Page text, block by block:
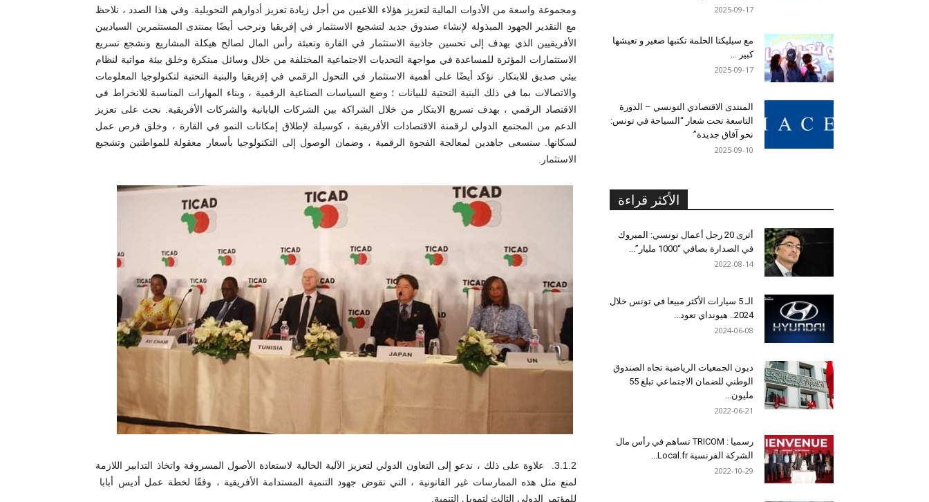
ومجموعة واسعة من الأدوات المالية لتعزيز هؤلاء اللاعبين من أجل زيادة تعزيز أدوارهم التحويلية. وفي هذا الصدد ، نلاحظ
مع التقدير الجهود المبذولة لإنشاء صندوق جديد لتشجيع الاستثمار في إفريقيا ونرحب أيضًا بمنتدى المستثمرين السياديين
الأفريقيين الذي يهدف إلى تحسين جاذبية الاستثمار في القارة وتعبئة رأس المال لصالح هيكلة المشاريع ونشجع تسريع
الاستثمارات المؤثرة للمساعدة في مواجهة التحديات الاجتماعية المختلفة من خلال وسائل مبتكرة وخلق بيئة مواتية لنظام
بيئي صديق للابتكار. نؤكد أيضًا على أهمية الاستثمار في التحول الرقمي في إفريقيا والبنية التحتية لتكنولوجيا المعلومات
والاتصالات بما في ذلك البنية التحتية للبيانات ؛ وضع السياسات الصناعية الرقمية ، وبناء المهارات المناسبة للانخراط في
الاقتصاد الرقمي ، بهدف تسريع الابتكار من خلال الشراكة بين الشركات اليابانية والشركات الأفريقية. نحث على تعزيز
الدعم من المجتمع الدولي لرقمنة الاقتصادات الأفريقية ، كوسيلة لإطلاق إمكانات النمو في القارة ، وخلق فرص عمل
لسكانها. سنسعى جاهدين لمعالجة الفجوة الرقمية ، وضمان الوصول إلى التكنولوجيا بأسعار معقولة للمواطنين وتشجيع
الاستثمار.
3.1.2. علاوة على ذلك ، ندعو إلى التعاون الدولي لتعزيز الآلية الحالية لاستعادة الأصول المسروقة واتخاذ التدابير اللازمة
لمنع مثل هذه الممارسات غير القانونية ، التي تقوض جهود التنمية المستدامة الأفريقية ، وفقًا لخطة عمل أديس أبابا
للمؤتمر الدولي الثالث لتمويل التنمية.
2025-09-17
مع سيليكتا الحلمة تكتبها صغير و تعيشها
كبير …
2025-09-17
المنتدى الاقتصادي التونسي – الدورة
التاسعة تحت شعار “السياحة في تونس:
نحو آفاق جديدة”
2025-09-10
الأكثر قراءة
أثرى 20 رجل أعمال تونسي: المبروك
في الصدارة بصافي “1000 مليار”...
2022-08-14
الـ 5 سيارات الأكثر مبيعا في تونس خلال
2024.. هيونداي تعود...
2024-06-08
ديون الجمعيات الرياضية تجاه الصندوق
الوطني للضمان الاجتماعي تبلغ 55
مليون...
2022-06-21
رسميا : TRICOM تساهم في رأس مال
الشركة الفرنسية Local.fr...
2022-10-29